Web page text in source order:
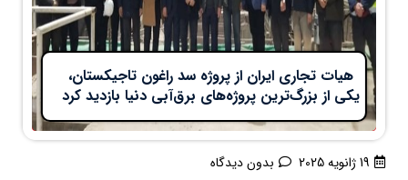
هیات تجاری ایران از پروژه سد راغون تاجیکستان،
یکی از بزرگ‌ترین پروژه‌های برق‌آبی دنیا بازدید کرد
19 ژانویه 2025 بدون دیدگاه